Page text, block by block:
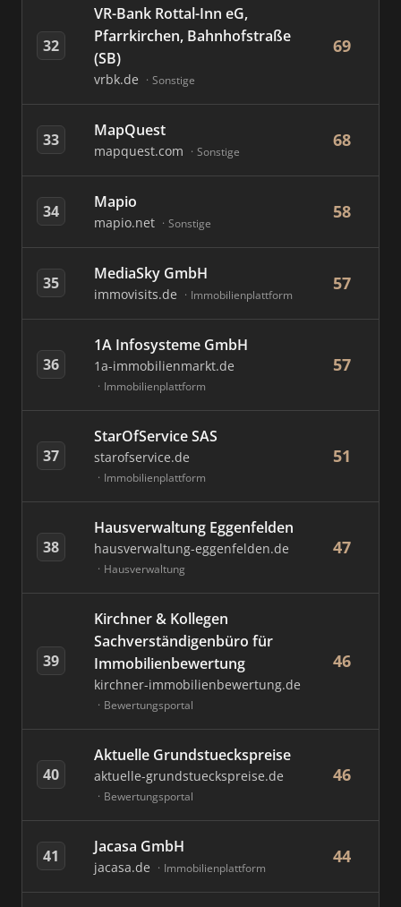
32
VR-Bank Rottal-Inn eG,
Pfarrkirchen, Bahnhofstraße
(SB)
vrbk.de Sonstige
69
33 MapQuest
mapquest.com Sonstige
68
34 Mapio
mapio.net Sonstige
58
35 MediaSky GmbH
immovisits.de Immobilienplattform
57
36
1A Infosysteme GmbH
1a-immobilienmarkt.de
Immobilienplattform
57
37
StarOfService SAS
starofservice.de
Immobilienplattform
51
38
Hausverwaltung Eggenfelden
hausverwaltung-eggenfelden.de
Hausverwaltung
47
39
Kirchner & Kollegen
Sachverständigenbüro für
Immobilienbewertung
kirchner-immobilienbewertung.de
Bewertungsportal
46
40
Aktuelle Grundstueckspreise
aktuelle-grundstueckspreise.de
Bewertungsportal
46
41 Jacasa GmbH
jacasa.de Immobilienplattform
44